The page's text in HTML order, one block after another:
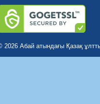
2026 Абай атындағы Қазақ